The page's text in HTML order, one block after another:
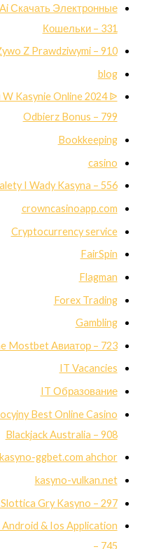
Скачать Электронные
Кошельки – 331
Z Prawdziwymi – 910
blog
Kasynie Online 2024 ᐉ
Odbierz Bonus – 799
Bookkeeping
casino
I Wady Kasyna – 556
crowncasinoapp.com
Cryptocurrency service
FairSpin
Flagman
Forex Trading
Gambling
Mostbet Авиатор – 723
IT Vacancies
IT Образование
Best Online Casino
Blackjack Australia – 908
kasyno-ggbet.com ahchor
kasyno-vulkan.net
Gry Kasyno – 297
& Ios Application
– 745